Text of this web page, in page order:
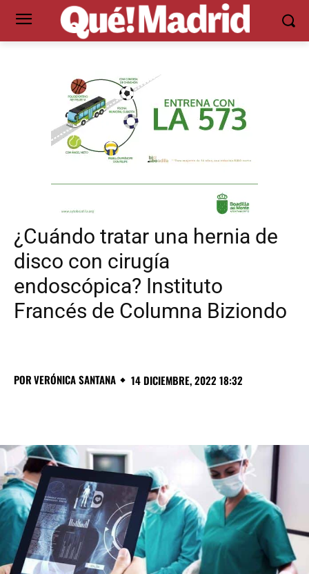
¿Cuándo tratar una hernia de
disco con cirugía
endoscópica? Instituto
Francés de Columna Biziondo
PORVERÓNICA SANTANA 14 DICIEMBRE, 2022 18:32